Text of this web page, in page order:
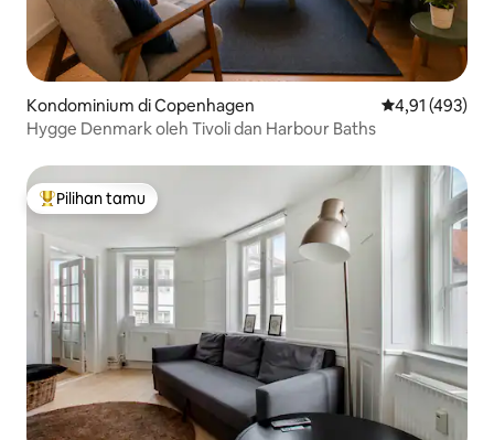
Kondominium di Copenhagen Nilai rata-rata
4,91 (493)
Hygge Denmark oleh Tivoli dan Harbour Baths
Pilihan tamu terpopuler
Pilihan tamu